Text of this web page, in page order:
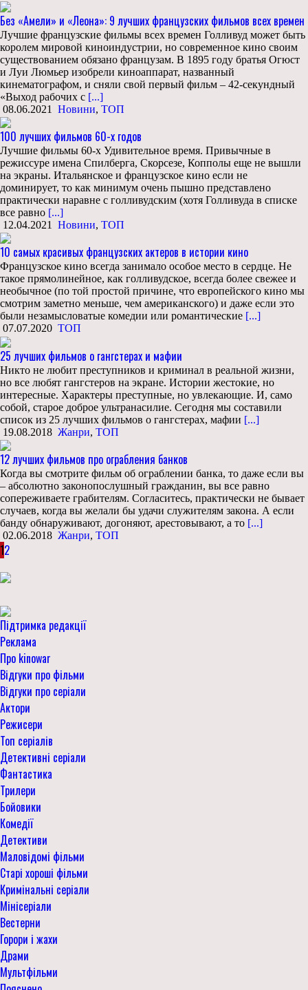
Без «Амели» и «Леона»: 9 лучших французских фильмов всех времен
Лучшие французские фильмы всех времен Голливуд может быть
королем мировой киноиндустрии, но современное кино своим
существованием обязано французам. В 1895 году братья Огюст
и Луи Люмьер изобрели киноаппарат, названный
кинематографом, и сняли свой первый фильм – 42-секундный
«Выход рабочих с [...]
08.06.2021
Новини, ТОП
100 лучших фильмов 60-х годов
Лучшие фильмы 60-х Удивительное время. Привычные в
режиссуре имена Спилберга, Скорсезе, Копполы еще не вышли
на экраны. Итальянское и французское кино если не
доминирует, то как минимум очень пышно представлено
практически наравне с голливудским (хотя Голливуда в списке
все равно [...]
12.04.2021
Новини, ТОП
10 самых красивых французских актеров в истории кино
Французское кино всегда занимало особое место в сердце. Не
такое прямолинейное, как голливудское, всегда более свежее и
необычное (по той простой причине, что европейского кино мы
смотрим заметно меньше, чем американского) и даже если это
были незамысловатые комедии или романтические [...]
07.07.2020 ТОП
25 лучших фильмов о гангстерах и мафии
Никто не любит преступников и криминал в реальной жизни,
но все любят гангстеров на экране. Истории жестокие, но
интересные. Характеры преступные, но увлекающие. И, само
собой, старое доброе ультранасилие. Сегодня мы составили
список из 25 лучших фильмов о гангстерах, мафии [...]
19.08.2018 Жанри, ТОП
12 лучших фильмов про ограбления банков
Когда вы смотрите фильм об ограблении банка, то даже если вы
– абсолютно законопослушный гражданин, вы все равно
сопереживаете грабителям. Согласитесь, практически не бывает
случаев, когда вы желали бы удачи служителям закона. А если
банду обнаруживают, догоняют, арестовывают, а то [...]
02.06.2018 Жанри, ТОП
12
Підтримка редакції
Реклама
Про kinowar
Відгуки про фільми
Відгуки про серіали
Актори
Режисери
Топ серіалів
Детективні серіали
Фантастика
Трилери
Бойовики
Комедії
Детективи
Маловідомі фільми
Старі хороші фільми
Кримінальні серіали
Мінісеріали
Вестерни
Горори і жахи
Драми
Мультфільми